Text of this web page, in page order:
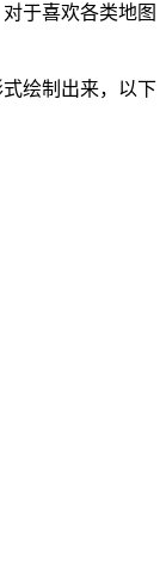
于喜欢各类地图
绘制出来，以下